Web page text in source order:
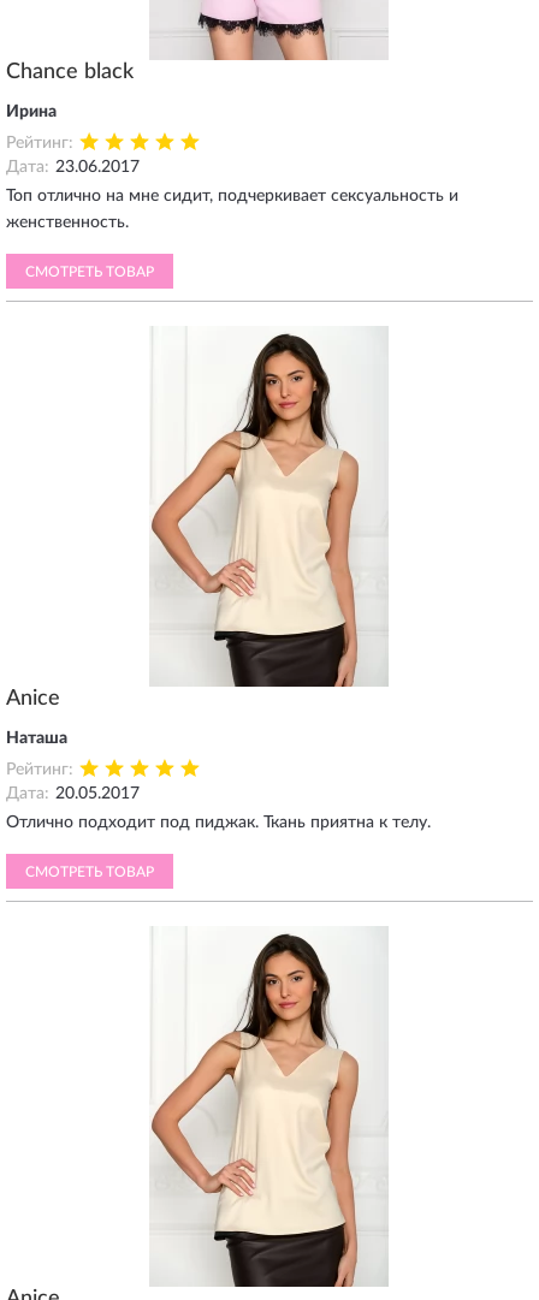
Chance black
Ирина
Рейтинг:
Дата: 23.06.2017
Топ отлично на мне сидит, подчеркивает сексуальность и
женственность.
СМОТРЕТЬ ТОВАР
Anice
Наташа
Рейтинг:
Дата: 20.05.2017
Отлично подходит под пиджак. Ткань приятна к телу.
СМОТРЕТЬ ТОВАР